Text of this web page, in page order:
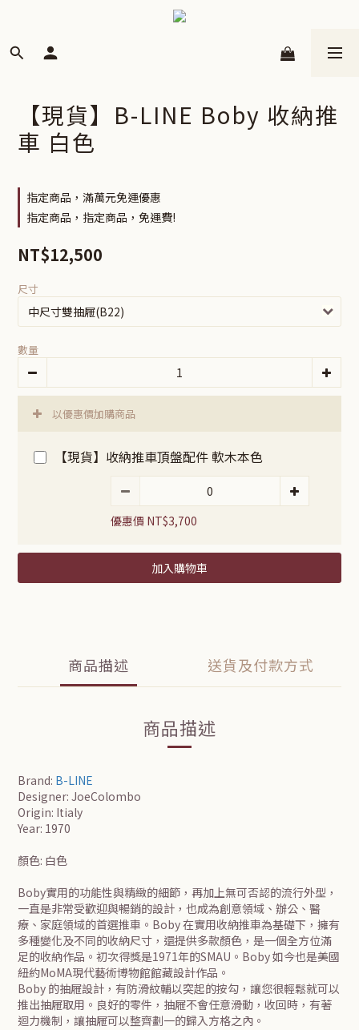
【現貨】B-LINE Boby 收納推
車 白色
指定商品，滿萬元免運優惠
指定商品，指定商品，免運費!
NT$12,500
尺寸
數量
以優惠價加購商品
【現貨】收納推車頂盤配件 軟木本色
優惠價 NT$3,700
加入購物車
商品描述 送貨及付款方式
商品描述
Brand: B-LINE
Designer: JoeColombo
Origin: Itialy
Year: 1970
顏色: 白色
Boby實用的功能性與精緻的細節，再加上無可否認的流行外型，
一直是非常受歡迎與暢銷的設計，也成為創意領域、辦公、醫
療、家庭領域的首選推車。Boby 在實用收納推車為基礎下，擁有
多種變化及不同的收納尺寸，還提供多款顏色，是一個全方位滿
足的收納作品。初次得獎是1971年的SMAU。Boby 如今也是美國
紐約MoMA現代藝術博物館館藏設計作品。
Boby 的抽屜設計，有防滑紋輔以突起的按勾，讓您很輕鬆就可以
推出抽屜取用。良好的零件，抽屜不會任意滑動，收回時，有著
迴力機制，讓抽屜可以整齊劃一的歸入方格之內。